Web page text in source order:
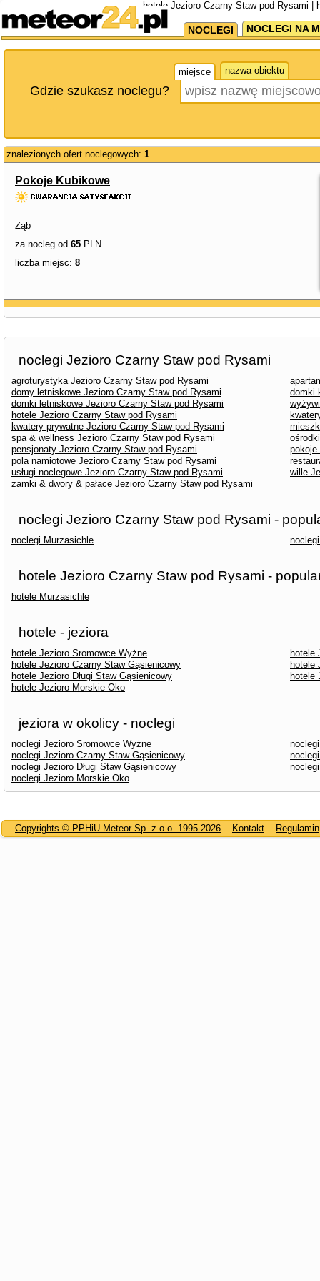
hotele Jezioro Czarny Staw pod Rysami |
NOCLEGI NOCLEGI NA
miejsce nazwa obiektu
Gdzie szukasz noclegu?
znalezionych ofert noclegowych: 1
Pokoje Kubikowe
Ząb
za nocleg od 65 PLN
liczba miejsc: 8
noclegi Jezioro Czarny Staw pod Rysami
agroturystyka Jezioro Czarny Staw pod Rysami
domy letniskowe Jezioro Czarny Staw pod Rysami
domki
domki letniskowe Jezioro Czarny Staw pod Rysami
hotele Jezioro Czarny Staw pod Rysami
kwatery prywatne Jezioro Czarny Staw pod Rysami
spa & wellness Jezioro Czarny Staw pod Rysami
pensjonaty Jezioro Czarny Staw pod Rysami
pokoje
pola namiotowe Jezioro Czarny Staw pod Rysami
usługi noclegowe Jezioro Czarny Staw pod Rysami
wille
zamki & dwory & pałace Jezioro Czarny Staw pod Rysami
noclegi Jezioro Czarny Staw pod Rysami -
noclegi Murzasichle
hotele Jezioro Czarny Staw pod Rysami -
hotele Murzasichle
hotele - jeziora
hotele Jezioro Sromowce Wyżne
hotele
hotele Jezioro Czarny Staw Gąsienicowy
hotele
hotele Jezioro Długi Staw Gąsienicowy
hotele
hotele Jezioro Morskie Oko
jeziora w okolicy - noclegi
noclegi Jezioro Sromowce Wyżne
noclegi Jezioro Czarny Staw Gąsienicowy
noclegi Jezioro Długi Staw Gąsienicowy
noclegi Jezioro Morskie Oko
Copyrights © PPHiU Meteor Sp. z o.o. 1995-2026 Kontakt Regulamin